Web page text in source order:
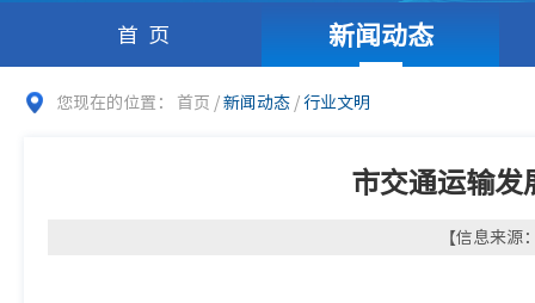
首页 新闻动态
您现在的位置： 首页 /新闻动态 /行业文明
市交通运输
【信息来